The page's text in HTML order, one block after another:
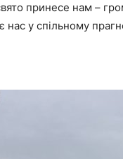
принесе нам –
нас у спільному